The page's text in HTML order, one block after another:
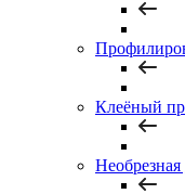
Клеёный
Необрезная